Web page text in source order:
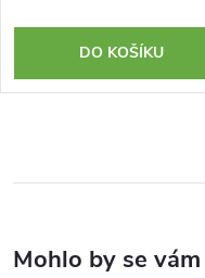
DO KOŠÍKU